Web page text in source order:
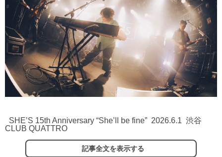
SHE’S 15th Anniversary “She’ll be fine” 2026.6.1 渋谷
CLUB QUATTRO
記事全文を表示する